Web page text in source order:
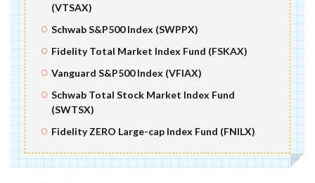
(VTSAX)
Schwab S&P500 Index (SWPPX)
Fidelity Total Market Index Fund (FSKAX)
Vanguard S&P500 Index (VFIAX)
Schwab Total Stock Market Index Fund
(SWTSX)
Fidelity ZERO Large-cap Index Fund (FNILX)